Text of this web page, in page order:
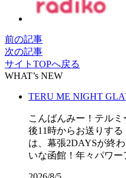
前の記事
次の記事
サイトTOPへ戻る
WHAT’s NEW
TERU ME NIGHT
こんばんみー！テル
後11時からお送りする
は、幕張2DAYSが終
いな函館！年々パワ